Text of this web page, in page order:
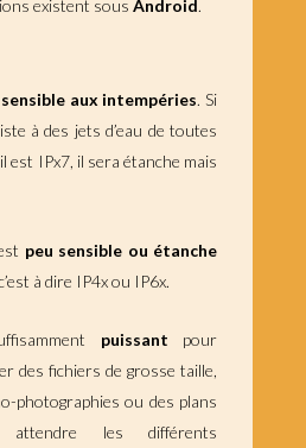
existent sous Android.
aux intempéries. Si
à des jets d’eau de toutes
est IPx7, il sera étanche mais
peu sensible ou étanche
à dire IP4x ou IP6x.
puissant pour
des fichiers de grosse taille,
photographies ou des plans
les différents